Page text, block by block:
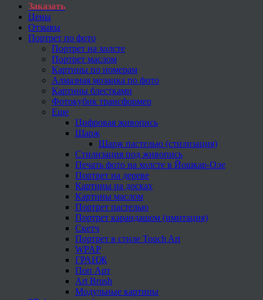
Заказать
Цены
Отзывы
Портрет по фото
Портрет на холсте
Портрет маслом
Картины по номерам
Алмазная мозаика по фото
Картины блестками
Фотокубик трансформер
Еще
Цифровая живопись
Шарж
Шарж пастелью (стилизация)
Стилизация под живопись
Печать фото на холсте в Йошкар-Оле
Портрет на дереве
Картины на досках
Картины маслом
Портрет пастелью
Портрет карандашом (имитация)
Скетч
Портрет в стиле Touch Art
WPAP
ГРАНЖ
Поп Арт
Art Brush
Модульные картины